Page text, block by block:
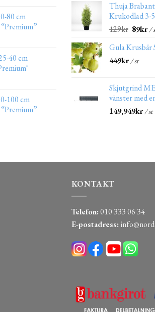
80 cm
40 cm
100 cm
Thuja
Krukodlad 3-
129kr 89kr/
Gula Krusbär
449kr/ st
Skjutgrind
vänster med
149,949kr/ st
KONTAKT
Telefon:010 333 06 34
E-postadress: